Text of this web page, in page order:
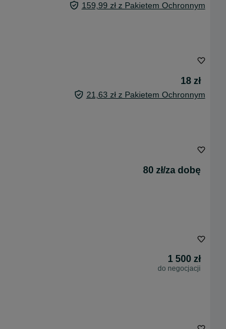
159,99 zł z Pakietem Ochronnym
18 zł
21,63 zł z Pakietem Ochronnym
80 zł/za dobę
1 500 zł
do negocjacji